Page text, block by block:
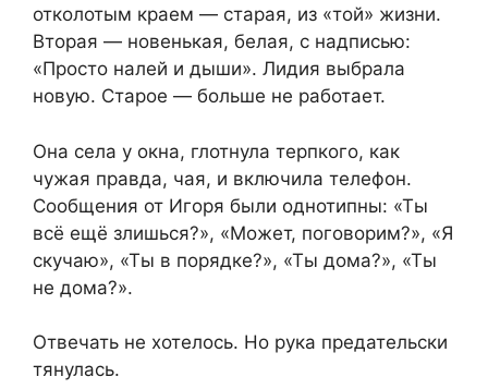
отколотым краем — старая, из «той» жизни.
Вторая — новенькая, белая, с надписью:
«Просто налей и дыши». Лидия выбрала
новую. Старое — больше не работает.
Она села у окна, глотнула терпкого, как
чужая правда, чая, и включила телефон.
Сообщения от Игоря были однотипны: «Ты
всё ещё злишься?», «Может, поговорим?», «Я
скучаю», «Ты в порядке?», «Ты дома?», «Ты
не дома?».
Отвечать не хотелось. Но рука предательски
тянулась.